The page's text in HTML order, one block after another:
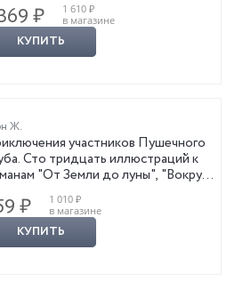
₽
1 610 ₽
в магазине
КУПИТЬ
Ж.
участников Пушечного
Сто тридцать иллюстраций к
"От Земли до луны", "Вокруг
"Вверх дном" с примечаниями и
Я. Перельмана
₽
1 010 ₽
в магазине
КУПИТЬ